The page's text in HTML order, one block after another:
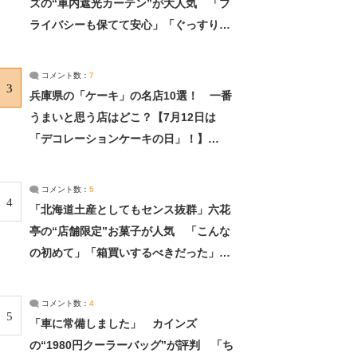
ズの“車内遮光カーテン”が大人気 「プ
ライバシーも保てて安心」「ぐっすり眠
3
コメント数： 7
兵庫県の「ケーキ」の名店10選！ 一番
うまいと思う店はどこ？【7月12日は
「デコレーションケーキの日」！】
4
コメント数： 5
「北海道土産としてもセンス抜群」六花
亭の“店舗限定”お菓子が人気 「こんな
の初めて」「箱買いするべきだった」
5
コメント数： 4
「車に常備しました」 カインズ
の“1980円クーラーバッグ”が評判 「ち